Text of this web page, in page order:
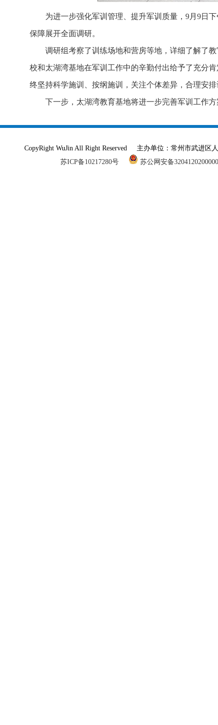
为进一步强化军训管理、提升军训质量，9月9日
保障展开全面调研。
调研组考察了训练场地和营房等地，详细了解了
校和太湖湾基地在军训工作中的辛勤付出给予了充分
终坚持科学施训、按纲施训，关注个体差异，合理安
下一步，太湖湾教育基地将进一步完善军训工作
CopyRight WuJin All Right Reserved 主办单位：常州市武进
苏ICP备10217280号
苏公网安备